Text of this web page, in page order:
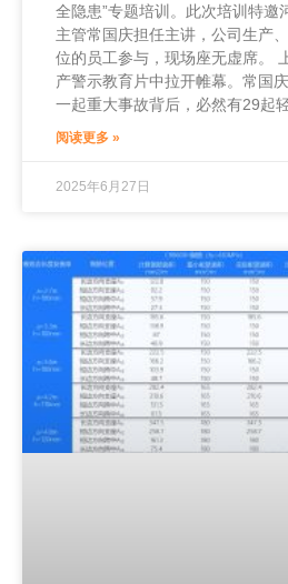
全隐患”专题培训。此次培训特邀
主管常国庆担任主讲，公司生产
位的员工参与，现场座无虚席。
产警示教育片中拉开帷幕。常国
一起重大事故背后，必然有29起
阅读更多 »
2025年6月27日